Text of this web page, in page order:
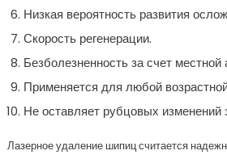
Низкая вероятность развития
Скорость регенерации.
Безболезненность за счет местной
Применяется для любой
Не оставляет рубцовых изменений
Лазерное удаление шипиц считается